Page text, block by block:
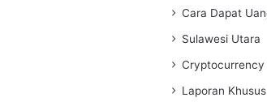
Cara Dapat
Sulawesi Utara
Cryptocurrency
Laporan Khusus